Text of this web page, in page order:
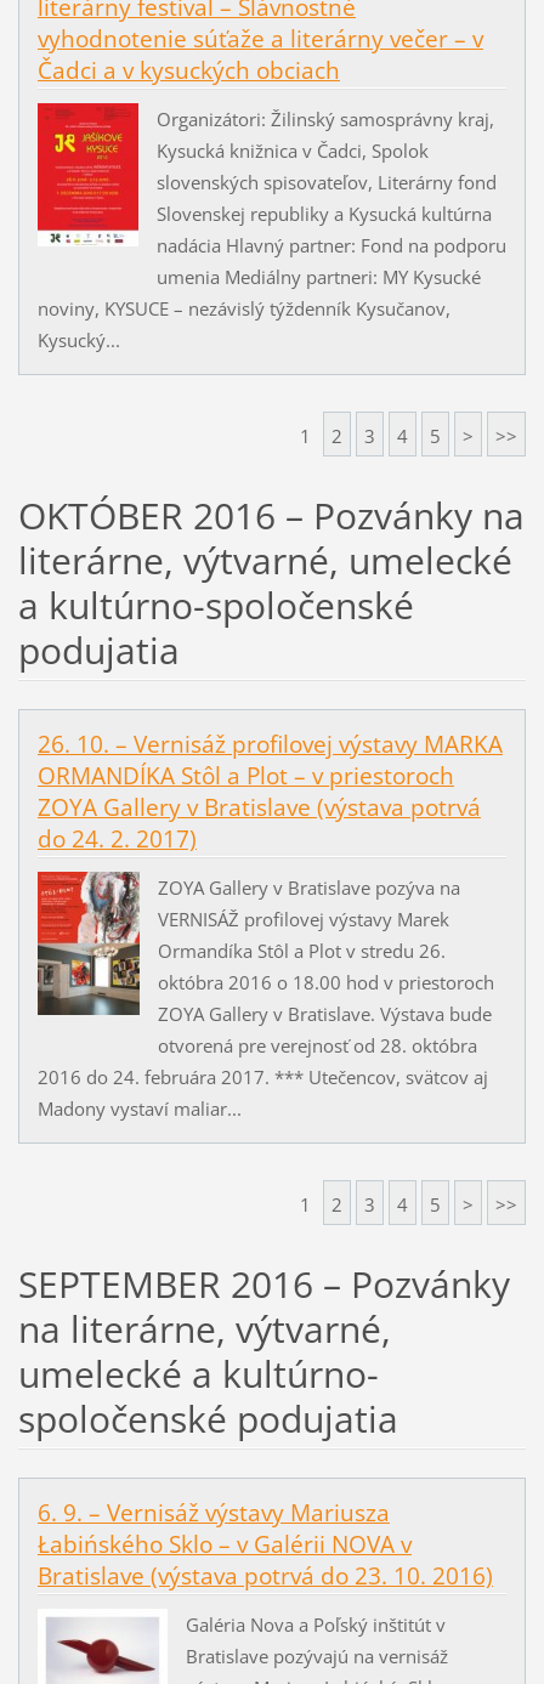
literárny festival – Slávnostné
vyhodnotenie súťaže a literárny večer – v
Čadci a v kysuckých obciach
Organizátori: Žilinský samosprávny kraj,
Kysucká knižnica v Čadci, Spolok
slovenských spisovateľov, Literárny fond
Slovenskej republiky a Kysucká kultúrna
nadácia Hlavný partner: Fond na podporu
umenia Mediálny partneri: MY Kysucké
noviny, KYSUCE – nezávislý týždenník Kysučanov,
Kysucký...
1 2 3 4 5 > >>
OKTÓBER 2016 – Pozvánky na
literárne, výtvarné, umelecké
a kultúrno-spoločenské
podujatia
26. 10. – Vernisáž profilovej výstavy MARKA
ORMANDÍKA Stôl a Plot – v priestoroch
ZOYA Gallery v Bratislave (výstava potrvá
do 24. 2. 2017)
ZOYA Gallery v Bratislave pozýva na
VERNISÁŽ profilovej výstavy Marek
Ormandíka Stôl a Plot v stredu 26.
októbra 2016 o 18.00 hod v priestoroch
ZOYA Gallery v Bratislave. Výstava bude
otvorená pre verejnosť od 28. októbra
2016 do 24. februára 2017. *** Utečencov, svätcov aj
Madony vystaví maliar...
1 2 3 4 5 > >>
SEPTEMBER 2016 – Pozvánky
na literárne, výtvarné,
umelecké a kultúrno-
spoločenské podujatia
6. 9. – Vernisáž výstavy Mariusza
Łabińského Sklo – v Galérii NOVA v
Bratislave (výstava potrvá do 23. 10. 2016)
Galéria Nova a Poľský inštitút v
Bratislave pozývajú na vernisáž